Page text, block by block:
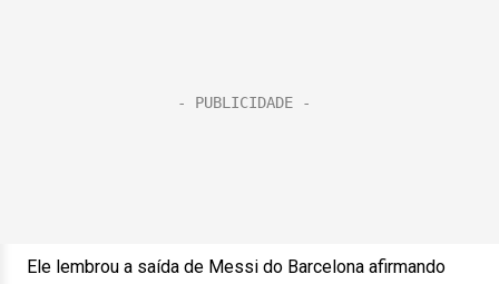
Ele lembrou a saída de Messi do Barcelona afirmando